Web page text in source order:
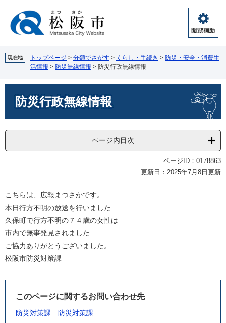
へ
閲
覧
助
現在地 トップページ > 分類でさがす > くらし・手続き > 防災・安全・消費生
活情報 > 防災無線情報 > 防災行政無線情報
防災行政無線情報
ページ内目次
ページID：0178863
更新日：2025年7月8日更新
こちらは、広報まつさかです。
本日行方不明の放送を行いました
久保町で行方不明の７４歳の女性は
市内で無事発見されました
ご協力ありがとうございました。
松阪市防災対策課
このページに関するお問い合わせ先
防災対策課
防災対策課